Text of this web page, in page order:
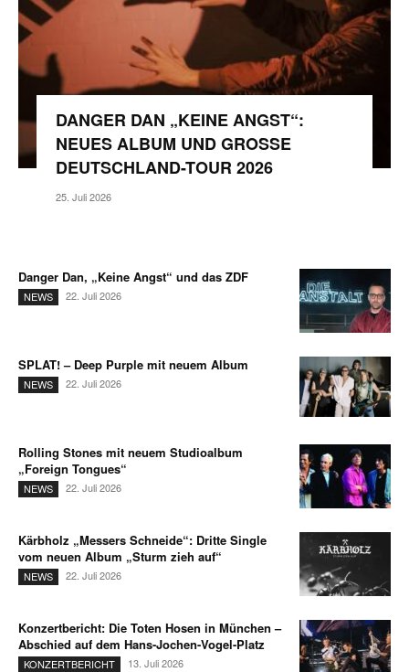
DANGER DAN „KEINE ANGST“:
NEUES ALBUM UND GROSSE D
EUTSCHLAND-TOUR 2026
25. Juli 2026
Danger Dan, „Keine Angst“ und das ZDF
NEWS 22. Juli 2026
SPLAT! – Deep Purple mit neuem Album
NEWS 22. Juli 2026
Rolling Stones mit neuem Studioalbum
„Foreign Tongues“
NEWS 22. Juli 2026
Kärbholz „Messers Schneide“: Dritte Single
vom neuen Album „Sturm zieh auf“
NEWS 22. Juli 2026
Konzertbericht: Die Toten Hosen in München –
Abschied auf dem Hans-Jochen-Vogel-Platz
KONZERTBERICHT 13. Juli 2026